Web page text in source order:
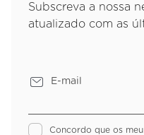
Subscreva a nossa
atualizado com as
Concordo que os